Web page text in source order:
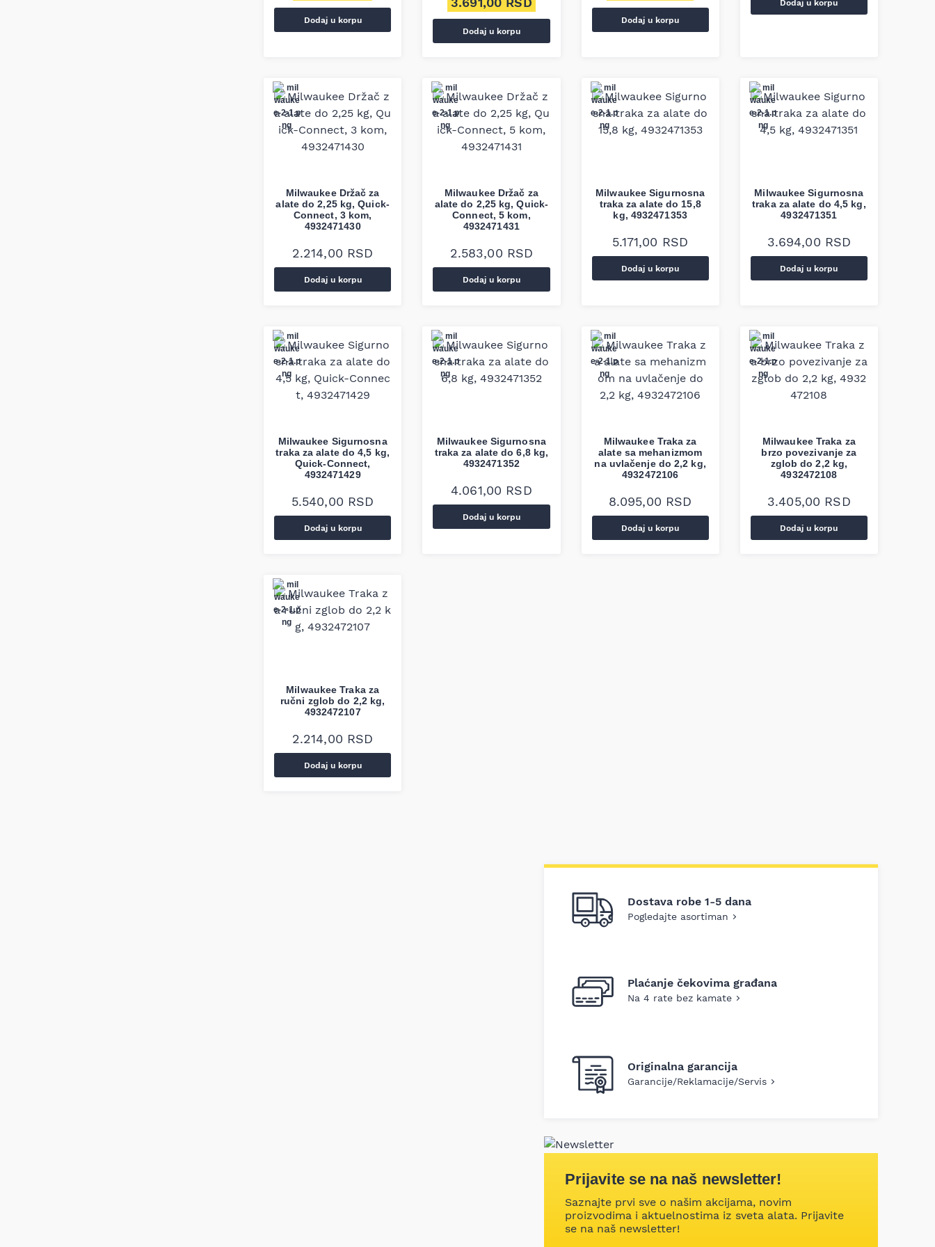
Dodaj u korpu
Dodaj u korpu
Dodaj u korpu
Dodaj u korpu
Milwaukee Držač za
alate do 2,25 kg, Quick-
Connect, 3 kom,
4932471430
2.214,00 RSD
Dodaj u korpu
Milwaukee Držač za
alate do 2,25 kg, Quick-
Connect, 5 kom,
4932471431
2.583,00 RSD
Dodaj u korpu
Milwaukee Sigurnosna
traka za alate do 15,8
kg, 4932471353
5.171,00 RSD
Dodaj u korpu
Milwaukee Sigurnosna
traka za alate do 4,5 kg,
4932471351
3.694,00 RSD
Dodaj u korpu
Milwaukee Sigurnosna
traka za alate do 4,5 kg,
Quick-Connect,
4932471429
5.540,00 RSD
Dodaj u korpu
Milwaukee Sigurnosna
traka za alate do 6,8 kg,
4932471352
4.061,00 RSD
Dodaj u korpu
Milwaukee Traka za
alate sa mehanizmom
na uvlačenje do 2,2 kg,
4932472106
8.095,00 RSD
Dodaj u korpu
Milwaukee Traka za
brzo povezivanje za
zglob do 2,2 kg,
4932472108
3.405,00 RSD
Dodaj u korpu
Milwaukee Traka za
ručni zglob do 2,2 kg,
4932472107
2.214,00 RSD
Dodaj u korpu
Dostava robe 1-5 dana
Pogledajte asortiman
Plaćanje čekovima građana
Na 4 rate bez kamate
Originalna garancija
Garancije/Reklamacije/Servis
Prijavite se na naš newsletter!
Saznajte prvi sve o našim akcijama, novim
proizvodima i aktuelnostima iz sveta alata. Prijavite
se na naš newsletter!